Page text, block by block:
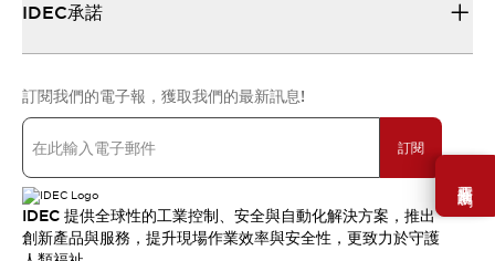
需要幫助嗎？
IDEC承諾
訂閱我們的電子報，獲取我們的最新訊息!
訂閱
IDEC 提供全球性的工業控制、安全與自動化解決方案，推出
創新產品與服務，提升現場作業效率與安全性，更致力於守護